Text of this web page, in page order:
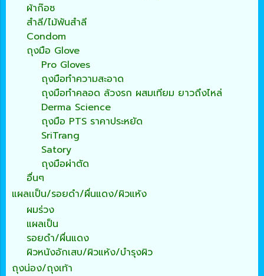
ผ้าก๊อซ
สำลี/ไม้พันสำลี
Condom
ถุงมือ Glove
Pro Gloves
ถุงมือทำความสะอาด
ถุงมือทำคลอด ล้วงรก ผสมเทียม ยาวถึงไหล่
Derma Science
ถุงมือ PTS ราคาประหยัด
SriTrang
Satory
ถุงมือผ่าตัด
อื่นๆ
แผลเเป็น/รอยดำ/ผื่นแดง/ผิวแห้ง
ผมร่วง
แผลเป็น
รอยดำ/ผื่นแดง
ผิวหนังอักเสบ/ผิวแห้ง/บำรุงผิว
ถุงน่อง/ถุงเท้า